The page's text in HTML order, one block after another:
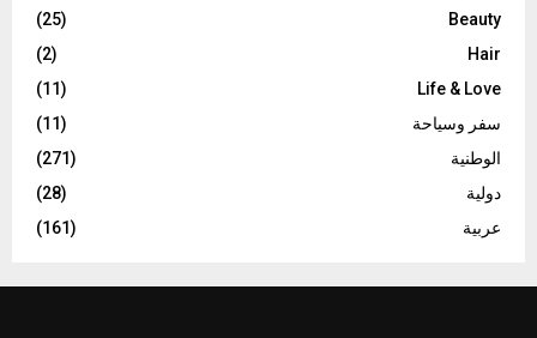
Beauty
(25)
Hair
(2)
Life & Love
(11)
سفر وسياحة
(11)
الوطنية
(271)
دولية
(28)
عربية
(161)